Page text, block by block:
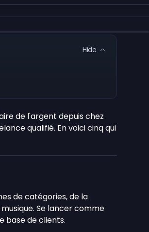
Hide
de l'argent depuis chez
qualifié. En voici cinq qui
de catégories, de la
Se lancer comme
base de clients.